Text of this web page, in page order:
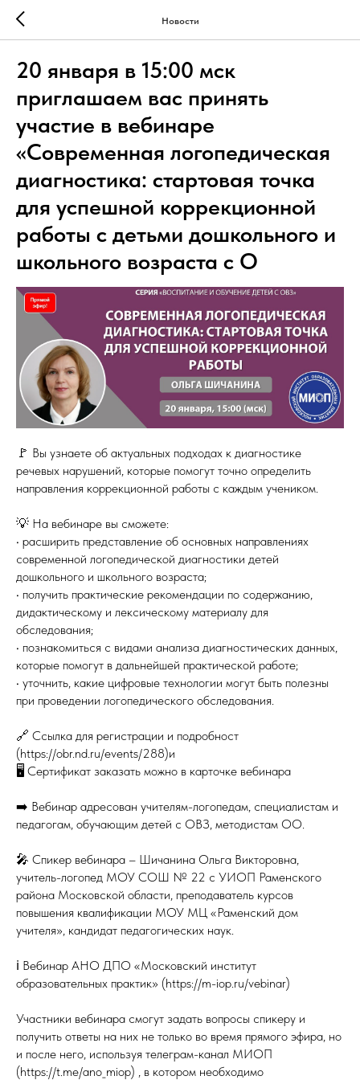
Новости
20 января в 15:00 мск
приглашаем вас принять
участие в вебинаре
«Современная логопедическая
диагностика: стартовая точка
для успешной коррекционной
работы с детьми дошкольного и
школьного возраста с О
🚩 Вы узнаете об актуальных подходах к диагностике
речевых нарушений, которые помогут точно определить
направления коррекционной работы с каждым учеником.
💡 На вебинаре вы сможете:
• расширить представление об основных направлениях
современной логопедической диагностики детей
дошкольного и школьного возраста;
• получить практические рекомендации по содержанию,
дидактическому и лексическому материалу для
обследования;
• познакомиться с видами анализа диагностических данных,
которые помогут в дальнейшей практической работе;
• уточнить, какие цифровые технологии могут быть полезны
при проведении логопедического обследования.
🔗 Ссылка для регистрации и подробност
(https://obr.nd.ru/events/288)и
🖥 Сертификат заказать можно в карточке вебинара
➡️ Вебинар адресован учителям-логопедам, специалистам и
педагогам, обучающим детей с ОВЗ, методистам ОО.
🎤 Спикер вебинара – Шичанина Ольга Викторовна,
учитель-логопед МОУ СОШ № 22 с УИОП Раменского
района Московской области, преподаватель курсов
повышения квалификации МОУ МЦ «Раменский дом
учителя», кандидат педагогических наук.
ℹ️ Вебинар АНО ДПО «Московский институт
образовательных практик» (https://m-iop.ru/vebinar)
Участники вебинара смогут задать вопросы спикеру и
получить ответы на них не только во время прямого эфира, но
и после него, используя телеграм-канал МИОП
(https://t.me/ano_miop) , в котором необходимо